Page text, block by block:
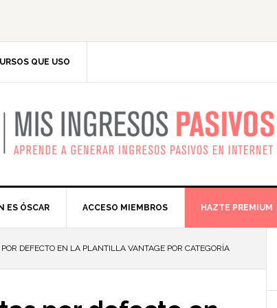
QUE USO
INGRESOS
ES ÓSCAR ACCESO MIEMBROS HAZTE PREMIUM
DEFECTO EN LA PLANTILLA VANTAGE POR CATEGORÍA